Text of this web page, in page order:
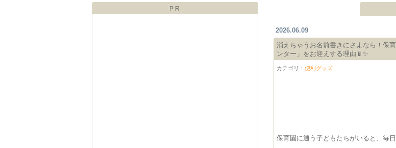
PR
2026.06.09
消えちゃうお名前書きにさよなら！保
ンター」をお迎えする理由📱✨
カテゴリ：便利グッズ
保育園に通う子どもたちがいると、毎